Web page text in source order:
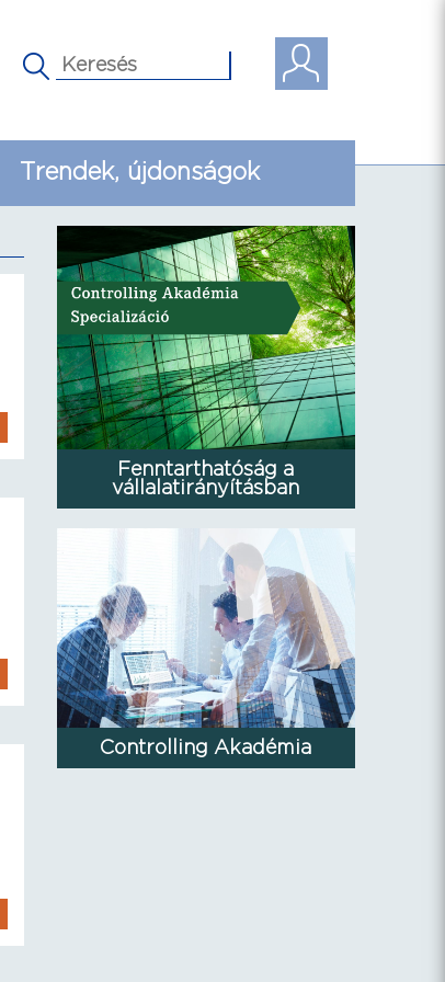
Trendek, újdonságok
Fenntarthatóság a
vállalatirányításban
Controlling Akadémia